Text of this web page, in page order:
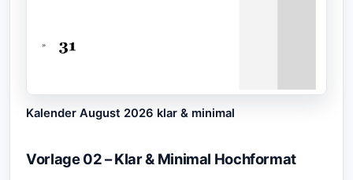
Kalender August 2026 klar & minimal
Vorlage 02 – Klar & Minimal Hochformat